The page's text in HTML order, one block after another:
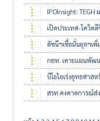
IPOInsight: TEGH
เปิดประเทศ-โควิด
ดัชนีฯเชื่อมั่นอุตฯเ
กยท. เคาะแผนพัฒ
บีโอไอเร่งยุทธศาส
สรท.คงคาดการณ์ส่